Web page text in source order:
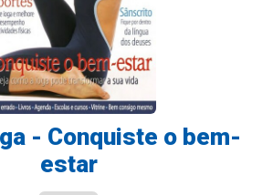
- Conquiste o bem-
estar